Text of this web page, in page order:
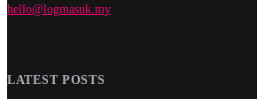
hello@logmasuk.my
LATEST POSTS